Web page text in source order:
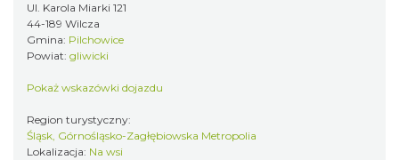
Ul. Karola Miarki 121
44-189 Wilcza
Gmina: Pilchowice
Powiat: gliwicki
Pokaż wskazówki dojazdu
Region turystyczny:
Śląsk, Górnośląsko-Zagłębiowska Metropolia
Lokalizacja: Na wsi